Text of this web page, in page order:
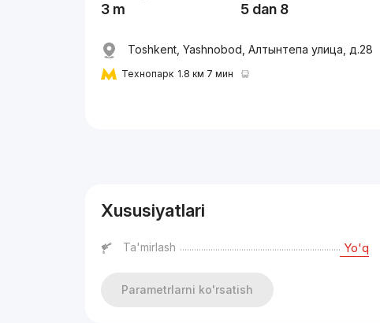
3 m 5 dan 8
Toshkent, Yashnobod, Алтынтепа улица, д.28
Технопарк 1.8 км 7 мин
Xususiyatlari
Ta'mirlash Yo'q
Parametrlarni ko'rsatish